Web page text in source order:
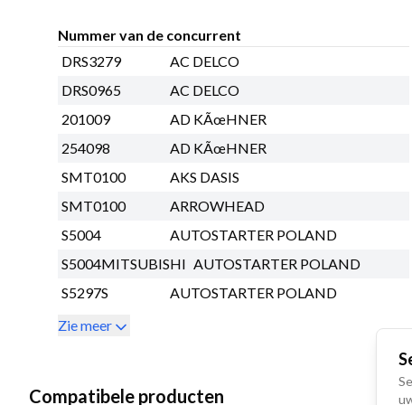
Nummer van de concurrent
DRS3279
AC DELCO
DRS0965
AC DELCO
201009
AD KÃœHNER
254098
AD KÃœHNER
SMT0100
AKS DASIS
SMT0100
ARROWHEAD
S5004
AUTOSTARTER POLAND
S5004MITSUBISHI AUTOSTARTER POLAND
S5297S
AUTOSTARTER POLAND
Zie meer
Compatibele producten